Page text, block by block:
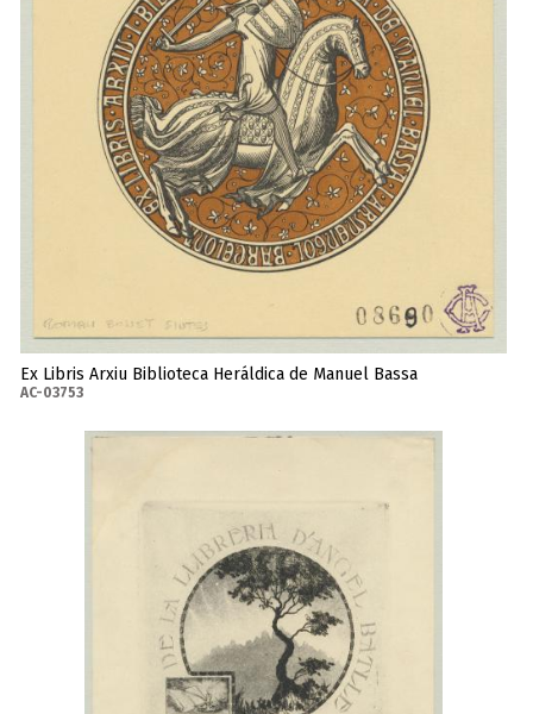
Ex Libris Arxiu Biblioteca Heráldica de Manuel Bassa
AC-03753